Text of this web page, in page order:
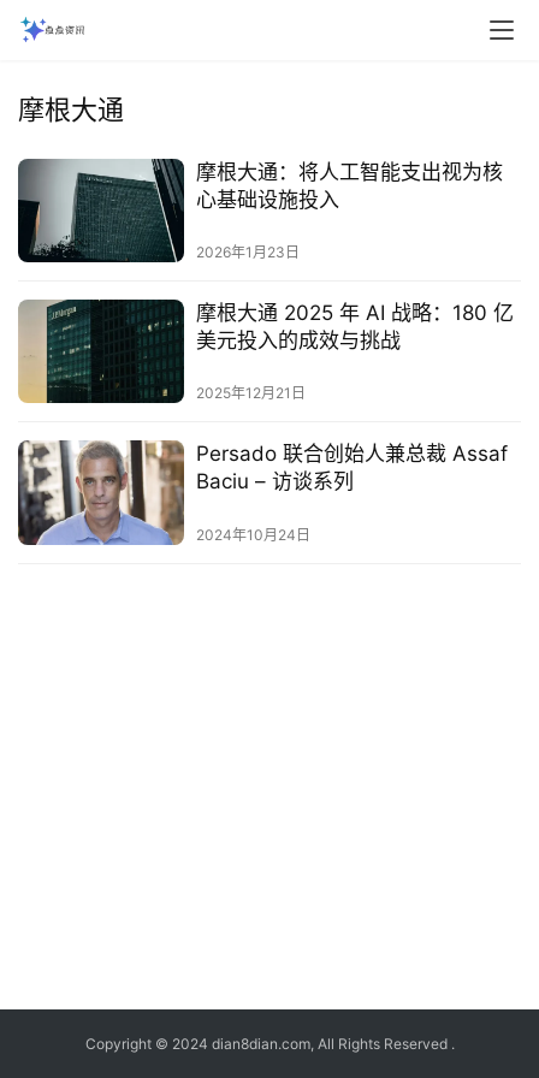
摩根大通
摩根大通：将人工智能支出视为核
心基础设施投入
2026年1月23日
摩根大通 2025 年 AI 战略：180 亿
美元投入的成效与挑战
2025年12月21日
Persado 联合创始人兼总裁 Assaf
Baciu – 访谈系列
2024年10月24日
Copyright © 2024 dian8dian.com, All Rights Reserved .